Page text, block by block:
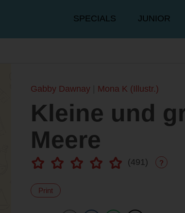
Hauptmenü
SPECIALS JUNIOR
Gabby Dawnay Mona K (Illustr.)
Kleine und
Meere
(491) ?
Print